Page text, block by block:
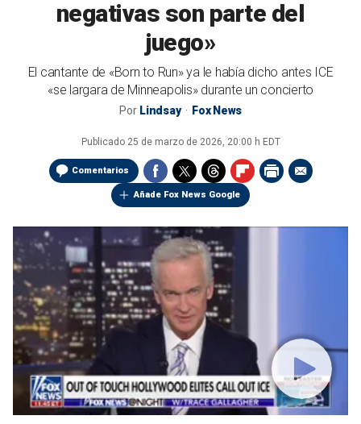
negativas son parte del
juego»
El cantante de «Born to Run» ya le había dicho antes ICE
«se largara de Minneapolis» durante un concierto
Por Lindsay Fox News
Publicado 25 de marzo de 2026, 20:00 h EDT
Comentarios
Añade Fox News Google